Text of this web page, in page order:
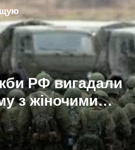
РФ вигадали
з жіночими
в Україні: як
військових